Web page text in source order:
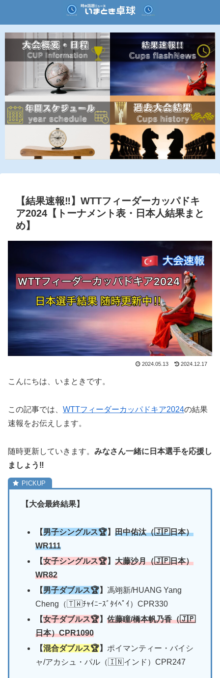
【結果速報‼︎】WTTフィーダーカッパドキ
ア2024【トーナメント表・日本人結果まと
め】
2024.05.13 2024.12.17
こんにちは、いまときです。
この記事では、 WTTフィーダーカッパドキア2024の結果
速報をお伝えします。
随時更新していきます。 みなさん一緒に日本選手を応援し
ましょう‼︎
【大会最終結果】
【男子シングルス🏆】田中佑汰（🇯🇵日本）
WR111
【女子シングルス🏆】大藤沙月（🇯🇵日本）
WR82
【男子ダブルス🏆】 馮翊新/HUANG Yang
Cheng（🇹🇼ﾁｬｲﾆｰｽﾞﾀｲﾍﾟｲ）CPR330
【女子ダブルス🏆】佐藤瞳/橋本帆乃香（🇯🇵
日本）CPR1090
【混合ダブルス🏆】 ポイマンティー・バイシ
ャ/アカシュ・パル（🇮🇳インド）CPR247